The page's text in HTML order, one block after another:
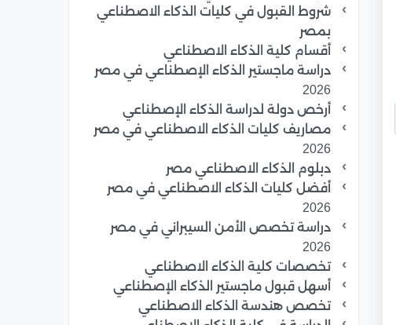
شروط القبول في كليات الذكاء الاصطناعي
بمصر
أقسام كلية الذكاء الاصطناعي
دراسة ماجستير الذكاء الإصطناعي في مصر
2026
أرخص دولة لدراسة الذكاء الإصطناعي
مصاريف كليات الذكاء الاصطناعي في مصر
2026
دبلوم الذكاء الاصطناعي مصر
أفضل كليات الذكاء الاصطناعي في مصر
2026
دراسة تخصص الأمن السيبراني في مصر
2026
تخصصات كلية الذكاء الاصطناعي
أسهل قبول ماجستير الذكاء الإصطناعي
تخصص هندسة الذكاء الاصطناعي